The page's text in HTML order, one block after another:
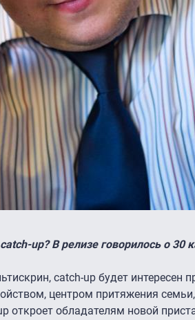
up? В релизе говорилось о 30
catch-up будет интересен
центром притяжения
откроет обладателям новой